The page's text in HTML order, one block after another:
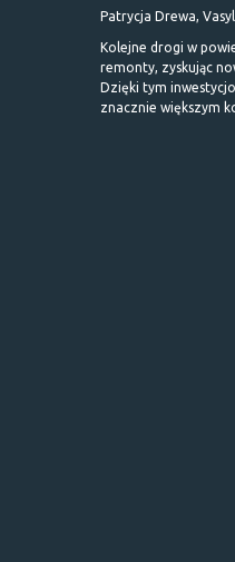
Patrycja Drewa,
Kolejne drogi w
remonty, zyskując
Dzięki tym
znacznie większym